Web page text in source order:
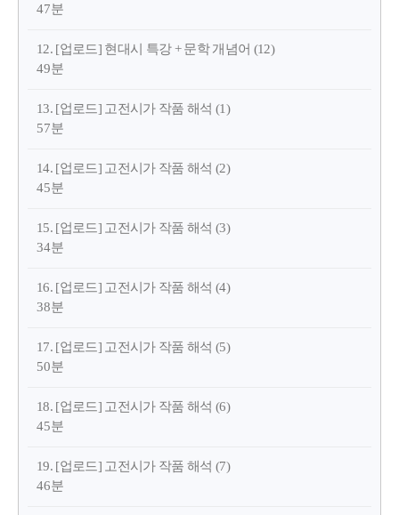
47분
12. [업로드] 현대시 특강 + 문학 개념어 (12)
49분
13. [업로드] 고전시가 작품 해석 (1)
57분
14. [업로드] 고전시가 작품 해석 (2)
45분
15. [업로드] 고전시가 작품 해석 (3)
34분
16. [업로드] 고전시가 작품 해석 (4)
38분
17. [업로드] 고전시가 작품 해석 (5)
50분
18. [업로드] 고전시가 작품 해석 (6)
45분
19. [업로드] 고전시가 작품 해석 (7)
46분